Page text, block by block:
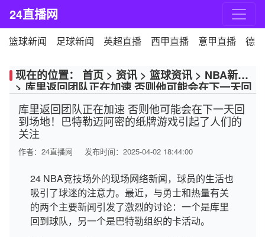
24直播网
篮球新闻 足球新闻 英超直播 西甲直播 意甲直播 德
现在的位置： 首页 > 资讯 > 篮球资讯 > NBA新闻
> 库里返回团队正在加速 否则他可能会在下一天回
注
库里返回团队正在加速 否则他可能会在下一天回
到场地！巴特勒迈阿密的纸牌游戏引起了人们的
关注
作者： 24直播网 发布时间：2025-04-02 18:44:00
24 NBA竞技场外的现场网络新闻，球员的生活也
吸引了球迷的注意力。最近，与勇士和热量有关
的两个主要新闻引发了激烈的讨论：一个是库里
回到球队，另一个是巴特勒组织的卡活动。